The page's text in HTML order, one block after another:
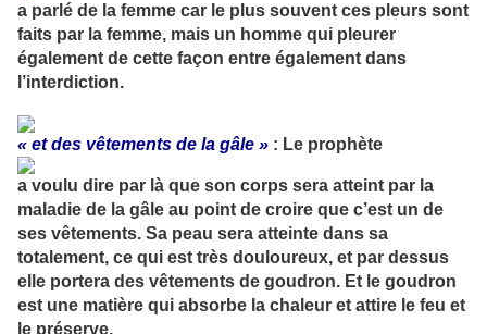
a parlé de la femme car le plus souvent ces pleurs sont
faits par la femme, mais un homme qui pleurer
également de cette façon entre également dans
l’interdiction.
« et des vêtements de la gâle » : Le prophète
a voulu dire par là que son corps sera atteint par la
maladie de la gâle au point de croire que c’est un de
ses vêtements. Sa peau sera atteinte dans sa
totalement, ce qui est très douloureux, et par dessus
elle portera des vêtements de goudron. Et le goudron
est une matière qui absorbe la chaleur et attire le feu et
le préserve.